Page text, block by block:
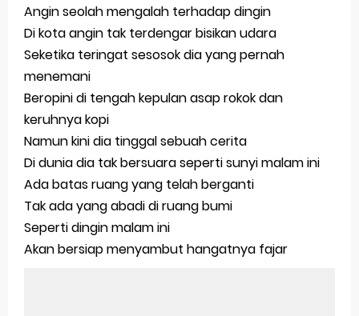
Angin seolah mengalah terhadap dingin
Di kota angin tak terdengar bisikan udara
Seketika teringat sesosok dia yang pernah
menemani
Beropini di tengah kepulan asap rokok dan
keruhnya kopi
Namun kini dia tinggal sebuah cerita
Di dunia dia tak bersuara seperti sunyi malam ini
Ada batas ruang yang telah berganti
Tak ada yang abadi di ruang bumi
Seperti dingin malam ini
Akan bersiap menyambut hangatnya fajar